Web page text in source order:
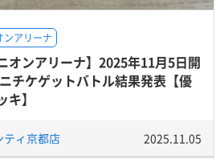
ンアリーナ
オンアリーナ】2025年11月5日開
チケゲットバトル結果発表【優
キ】
ティ京都店 2025.11.05